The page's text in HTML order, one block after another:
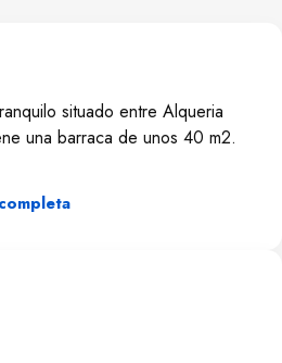
situado entre Alqueria
una barraca de unos 40 m2.